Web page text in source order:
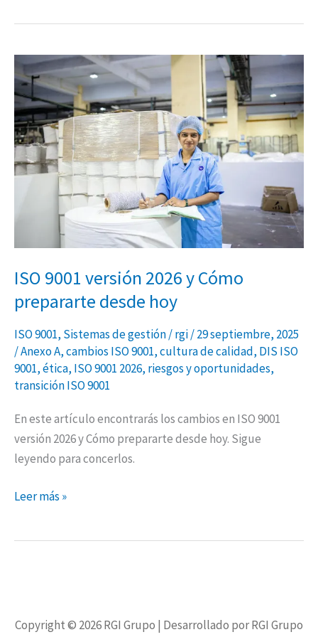
ISO 9001 versión 2026 y Cómo
prepararte desde hoy
ISO 9001, Sistemas de gestión/rgi/29 septiembre, 2025
/Anexo A,cambios ISO 9001,cultura de calidad, DIS ISO
9001,ética, ISO 9001 2026, riesgos y oportunidades,
transición ISO 9001
En este artículo encontrarás los cambios en ISO 9001
versión 2026 y Cómo prepararte desde hoy. Sigue
leyendo para concerlos.
ISO
9001
versión
2026
y
Cómo
prepararte
Leer más »
Copyright © 2026RGI Grupo | Desarrollado por RGI Grupo